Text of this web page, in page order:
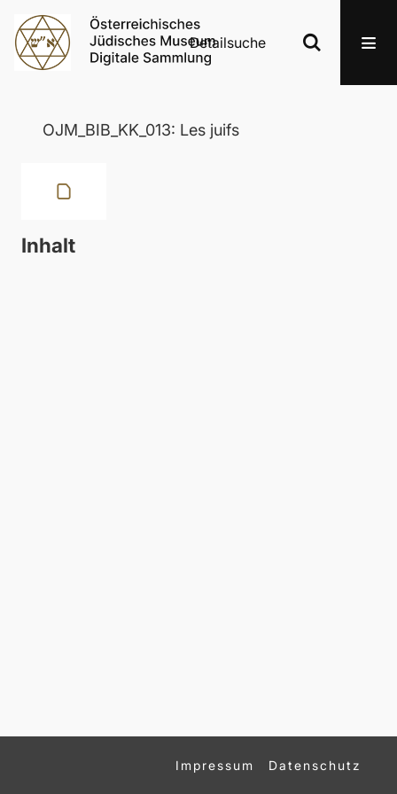
Detailsuche
OJM_BIB_KK_013: Les juifs
Inhalt
Impressum Datenschutz